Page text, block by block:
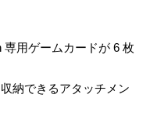
用ゲームカードが 6 枚
納できるアタッチメン